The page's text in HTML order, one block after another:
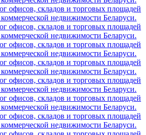
офисов, складов и торговых площадей
недвижимости Беларуси.
офисов, складов и торговых площадей
недвижимости Беларуси.
офисов, складов и торговых площадей
недвижимости Беларуси.
офисов, складов и торговых площадей
недвижимости Беларуси.
офисов, складов и торговых площадей
недвижимости Беларуси.
офисов, складов и торговых площадей
недвижимости Беларуси.
офисов, складов и торговых площадей
недвижимости Беларуси.